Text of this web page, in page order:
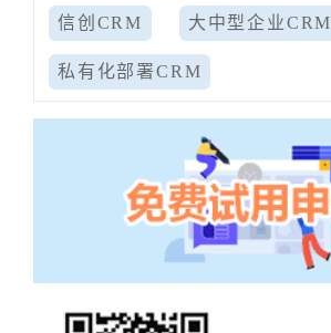
信创CRM 大中型企业CRM
私有化部署CRM